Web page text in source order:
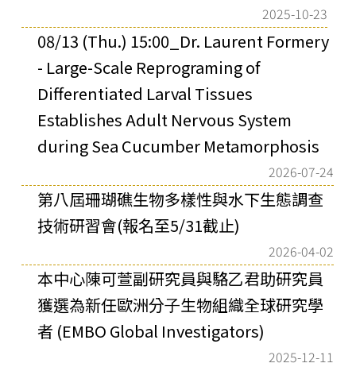
2025-10-23
08/13 (Thu.) 15:00_Dr. Laurent Formery
- Large-Scale Reprograming of
Differentiated Larval Tissues
Establishes Adult Nervous System
during Sea Cucumber Metamorphosis
2026-07-24
第八屆珊瑚礁生物多樣性與水下生態調查
技術研習會(報名至5/31截止)
2026-04-02
本中⼼陳可萱副研究員與駱⼄君助研究員
獲選為新任歐洲分⼦⽣物組織全球研究學
者 (EMBO Global Investigators)
2025-12-11